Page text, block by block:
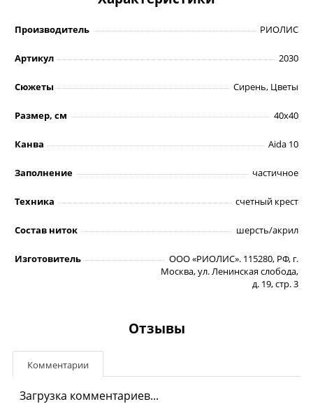
Производитель РИОЛИС
Артикул 2030
Сюжеты Сирень, Цветы
Размер, см 40х40
Канва Aida 10
Заполнение частичное
Техника счетный крест
Состав ниток шерсть/акрил
Изготовитель
ООО «РИОЛИС». 115280, РФ, г.
Москва, ул. Ленинская слобода,
д. 19, стр. 3
Отзывы
Комментарии
Загрузка комментариев...